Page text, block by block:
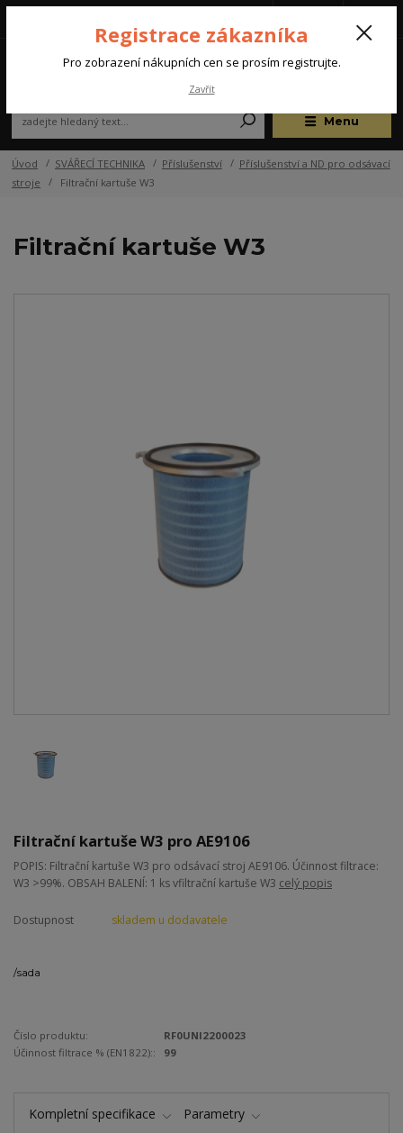
Menu
(Po-Pá, 07:00-15:30 hod.)
Úvod SVÁŘECÍ TECHNIKA Příslušenství
Příslušenství a ND pro odsávací
stroje
Filtrační kartuše W3
Filtrační kartuše W3
Filtrační kartuše W3 pro AE9106
POPIS: Filtrační kartuše W3 pro odsávací stroj AE9106. Účinnost filtrace:
W3 >99%. OBSAH BALENÍ: 1 ks vfiltrační kartuše W3 celý popis
Dostupnost skladem u dodavatele
/sada
Číslo produktu:
RF0UNI2200023
Účinnost filtrace % (EN1822)::
99
Kompletní specifikace
Parametry
Registrace zákazníka
Pro zobrazení nákupních cen se prosím registrujte.
Zavřít